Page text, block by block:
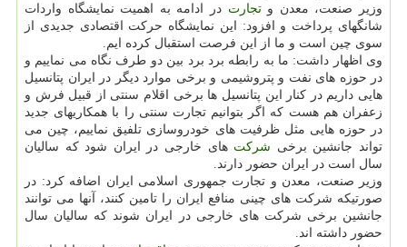
وزیر صنعت، معدن وتجارت در ادامه به اهمیت نمایشگاه واردات
شانگهای پرداخت و افزود: این نمایشگاه حركت اقتصادی جدیدی از
سوی چین است و ما از این فرصت استقبال كرده ایم.
وی اظهار داشت: ما به رابطه برد برد بین دو طرف نگاه می نماییم و
در حوزه های نفت و پتروشیمی و برخی موارد دیگر در ایران پتانسیل
هایی داریم در كنار این پتانسیل ها برخی اقلام سنتی از قبیل فرش و
زعفران هم هست كه اگر بتوانیم تجارت سنتی را با همكاریهای جدید
در حوزه هایی مثل ظرفیت های خودروسازی تلفیق نماییم، چین می
تواند جانشین برخی شركت های خارجی در ایران شود كه سالیان
سال است در ایران حضور دارند.
وزیر صنعت، معدن و تجارت جمهوری اسلامی ایران اضافه كرد: در
صورتیكه شركت های چینی منافع ایران را تامین كنند، آنها می توانند
جانشین برخی شركت های خارجی در ایران شوند كه سالیان سال
حضور داشته اند.